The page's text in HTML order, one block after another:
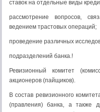
ставок на отдельные виды
рассмотрение вопросов,
ведением трастовых операций;
проведение различных
подразделений банка.!
Ревизионный комитет
акционеров (пайщиков).
В состав ревизионного
(правления) банка, а также